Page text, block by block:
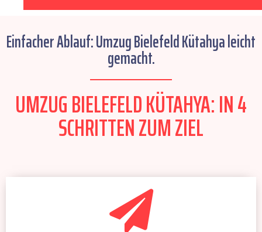
Einfacher Ablauf: Umzug Bielefeld Kütahya leicht
gemacht.
UMZUG BIELEFELD KÜTAHYA: IN 4
SCHRITTEN ZUM ZIEL